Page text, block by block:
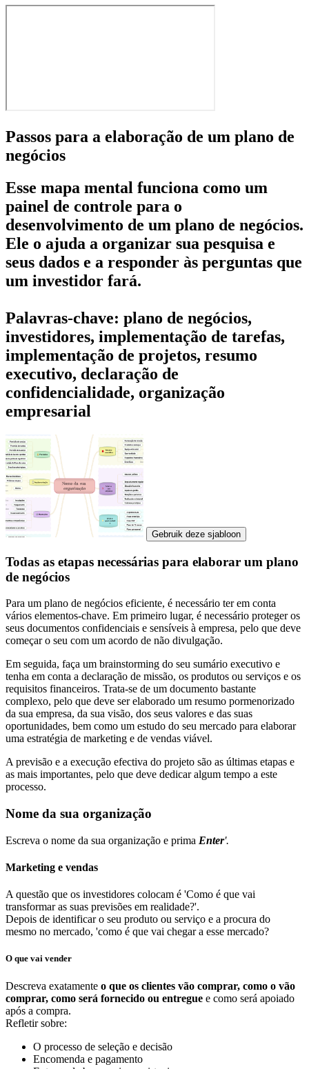
Passos para a elaboração de um plano de
negócios
Esse mapa mental funciona como um
painel de controle para o
desenvolvimento de um plano de negócios.
Ele o ajuda a organizar sua pesquisa e
seus dados e a responder às perguntas que
um investidor fará.
Palavras-chave: plano de negócios,
investidores, implementação de tarefas,
implementação de projetos, resumo
executivo, declaração de
confidencialidade, organização
empresarial
Gebruik deze sjabloon
Todas as etapas necessárias para elaborar um plano
de negócios
Para um plano de negócios eficiente, é necessário ter em conta
vários elementos-chave. Em primeiro lugar, é necessário proteger os
seus documentos confidenciais e sensíveis à empresa, pelo que deve
começar o seu com um acordo de não divulgação.
Em seguida, faça um brainstorming do seu sumário executivo e
tenha em conta a declaração de missão, os produtos ou serviços e os
requisitos financeiros. Trata-se de um documento bastante
complexo, pelo que deve ser elaborado um resumo pormenorizado
da sua empresa, da sua visão, dos seus valores e das suas
oportunidades, bem como um estudo do seu mercado para elaborar
uma estratégia de marketing e de vendas viável.
A previsão e a execução efectiva do projeto são as últimas etapas e
as mais importantes, pelo que deve dedicar algum tempo a este
processo.
Nome da sua organização
Escreva o nome da sua organização e prima Enter'.
Marketing e vendas
A questão que os investidores colocam é 'Como é que vai
transformar as suas previsões em realidade?'.
Depois de identificar o seu produto ou serviço e a procura do
mesmo no mercado, 'como é que vai chegar a esse mercado?
O que vai vender
Descreva exatamente o que os clientes vão comprar, como o vão
comprar, como será fornecido ou entregue e como será apoiado
após a compra.
Refletir sobre:
O processo de seleção e decisão
Encomenda e pagamento